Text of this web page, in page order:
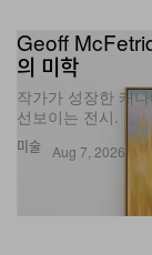
미술
의 미학
작가가 성장한 캐
선보이는 전시.
Aug 7, 2026